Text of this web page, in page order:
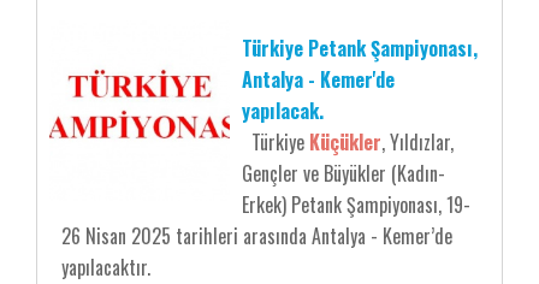
Türkiye Petank Şampiyonası,
Antalya - Kemer'de
yapılacak.
Türkiye Küçükler, Yıldızlar,
Gençler ve Büyükler (Kadın-
Erkek) Petank Şampiyonası, 19-
26 Nisan 2025 tarihleri arasında Antalya - Kemer’de
yapılacaktır.